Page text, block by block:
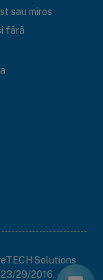
sau miros
fără
Solutions
29/2016.